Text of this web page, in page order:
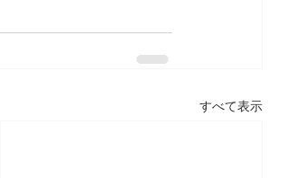
すべて表示